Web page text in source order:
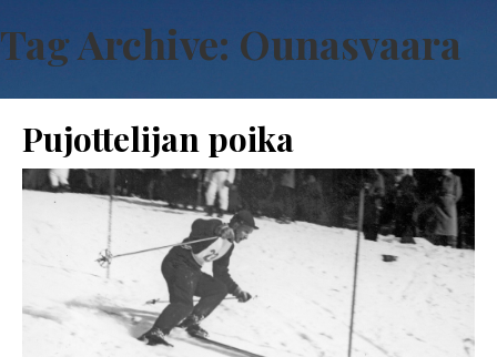
Tag Archive: Ounasvaara
Pujottelijan poika